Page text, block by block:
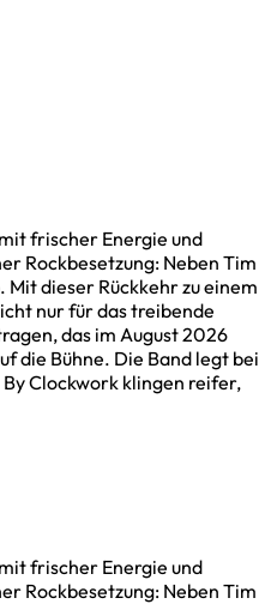
frischer Energie und
Rockbesetzung: Neben Tim
dieser Rückkehr zu einem
nur für das treibende
das im August 2026
die Bühne. Die Band legt bei
Clockwork klingen reifer,
frischer Energie und
Rockbesetzung: Neben Tim